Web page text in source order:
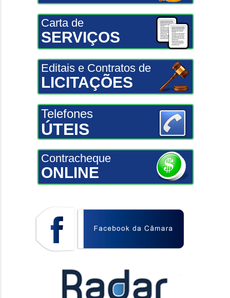
Carta de
SERVIÇOS
Editais e Contratos de
LICITAÇÕES
Telefones
ÚTEIS
Contracheque
ONLINE